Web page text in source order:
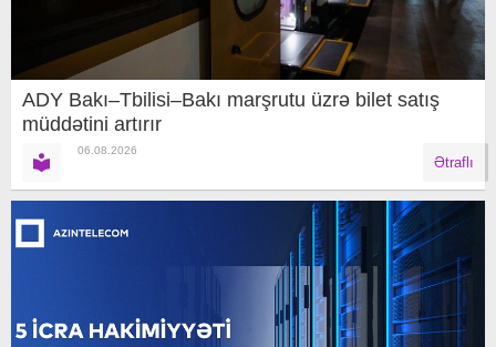
ADY Bakı–Tbilisi–Bakı marşrutu üzrə bilet satış
müddətini artırır
06.08.2026
Ətraflı